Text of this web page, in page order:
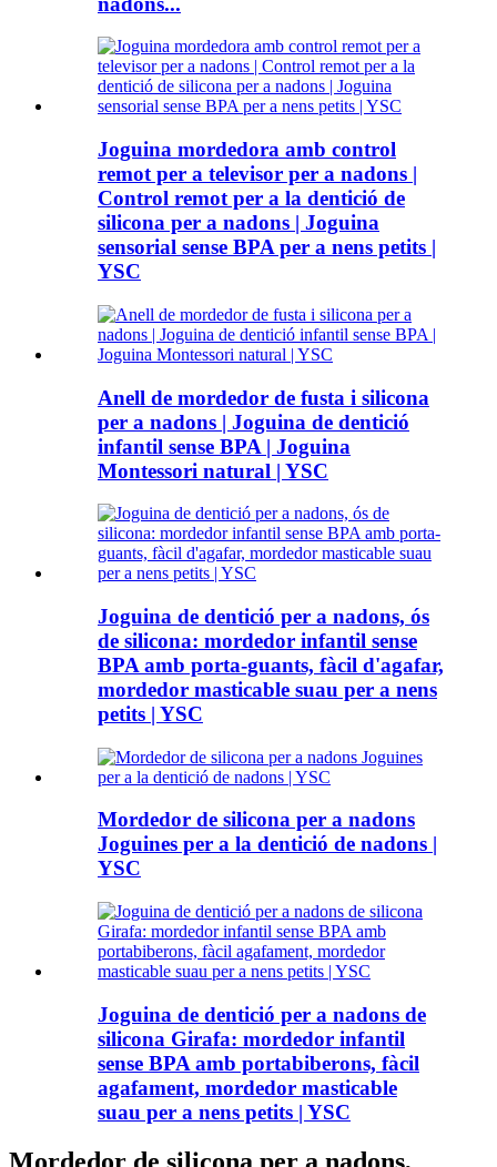
Joguina mordedora amb control
remot per a televisor per a nadons |
Control remot per a la dentició de
silicona per a nadons | Joguina
sensorial sense BPA per a nens petits |
YSC
Anell de mordedor de fusta i silicona
per a nadons | Joguina de dentició
infantil sense BPA | Joguina
Montessori natural | YSC
Joguina de dentició per a nadons, ós
de silicona: mordedor infantil sense
BPA amb porta-guants, fàcil d'agafar,
mordedor masticable suau per a nens
petits | YSC
Mordedor de silicona per a nadons
Joguines per a la dentició de nadons |
YSC
Joguina de dentició per a nadons de
silicona Girafa: mordedor infantil
sense BPA amb portabiberons, fàcil
agafament, mordedor masticable
suau per a nens petits | YSC
Mordedor de silicona per a nadons,